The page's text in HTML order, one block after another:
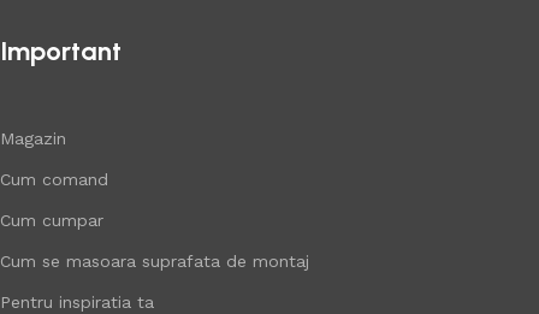
Important
Magazin
Cum comand
Cum cumpar
Cum se masoara suprafata de montaj
Pentru inspiratia ta